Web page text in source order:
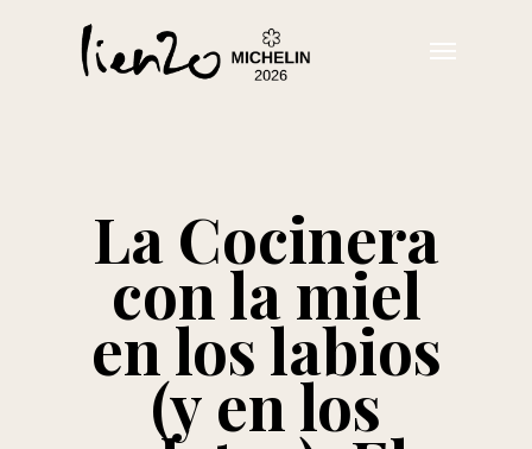
La Cocinera
con la miel
en los labios
(y en los